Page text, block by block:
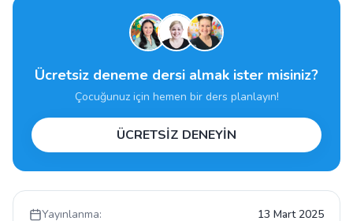
Ücretsiz deneme dersi almak ister misiniz?
Çocuğunuz için hemen bir ders planlayın!
ÜCRETSİZ DENEYİN
Yayınlanma:
13 Mart 2025